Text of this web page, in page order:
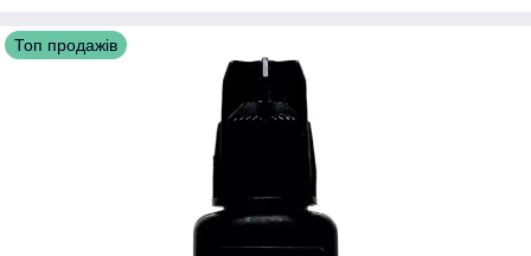
Топ продажів